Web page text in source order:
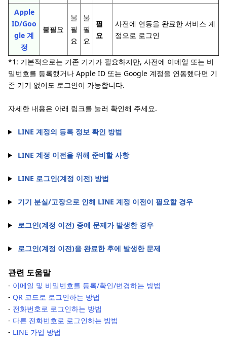
Apple
ID/Goo
gle 계
정
불필요
불
필
요
불
필
요
필
요
사전에 연동을 완료한 서비스 계
정으로 로그인
*1: 기본적으로는 기존 기기가 필요하지만, 사전에 이메일 또는 비
밀번호를 등록했거나 Apple ID 또는 Google 계정을 연동했다면 기
존 기기 없이도 로그인이 가능합니다.
자세한 내용은 아래 링크를 눌러 확인해 주세요.
LINE 계정의 등록 정보 확인 방법
LINE 계정 이전을 위해 준비할 사항
LINE 로그인(계정 이전) 방법
기기 분실/고장으로 인해 LINE 계정 이전이 필요할 경우
로그인(계정 이전) 중에 문제가 발생한 경우
로그인(계정 이전)을 완료한 후에 발생한 문제
관련 도움말
- 이메일 및 비밀번호를 등록/확인/변경하는 방법
- QR 코드로 로그인하는 방법
- 전화번호로 로그인하는 방법
- 다른 전화번호로 로그인하는 방법
- LINE 가입 방법